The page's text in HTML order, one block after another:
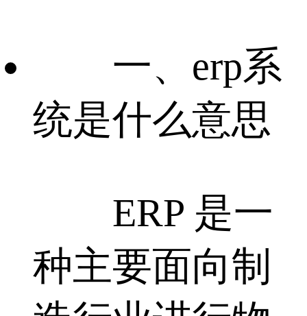
一、erp系
统是什么意思
ERP 是一
种主要面向制